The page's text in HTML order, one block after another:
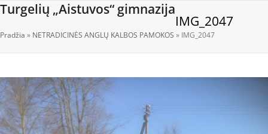
Skip
content
Turgelių „Aistuvos“ gimnazija
Open
mobile
Close
mobile
IMG_2047
Pradžia » NETRADICINĖS ANGLŲ KALBOS PAMOKOS » IMG_2047